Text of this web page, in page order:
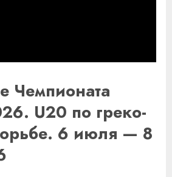
Чемпионата
U20 по греко-
6 июля — 8